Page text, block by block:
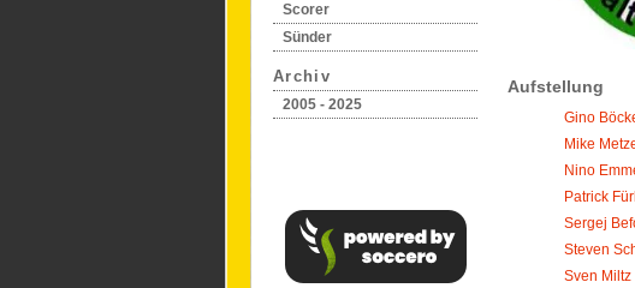
Scorer
Sünder
Archiv
2005 - 2025
Aufstellung
Gino
Mike
Nino
Patrick
Sergej
Steven
Sven Miltz